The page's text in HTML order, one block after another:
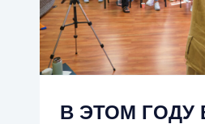
В ЭТОМ ГОДУ